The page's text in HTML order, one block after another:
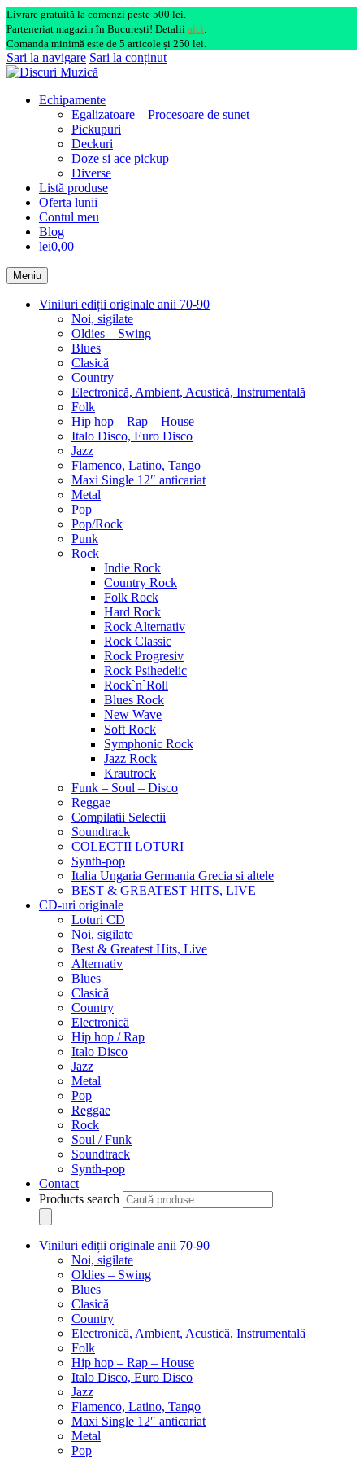
Livrare gratuită la comenzi peste 500 lei.
Parteneriat magazin în București! Detalii aici.
Comanda minimă este de 5 articole și 250 lei.
Sari la navigare Sari la conținut
Echipamente
Egalizatoare – Procesoare de sunet
Pickupuri
Deckuri
Doze si ace pickup
Diverse
Listă produse
Oferta lunii
Contul meu
Blog
lei0,00
Meniu
Viniluri ediții originale anii 70-90
Noi, sigilate
Oldies – Swing
Blues
Clasică
Country
Electronică, Ambient, Acustică, Instrumentală
Folk
Hip hop – Rap – House
Italo Disco, Euro Disco
Jazz
Flamenco, Latino, Tango
Maxi Single 12″ anticariat
Metal
Pop
Pop/Rock
Punk
Rock
Indie Rock
Country Rock
Folk Rock
Hard Rock
Rock Alternativ
Rock Classic
Rock Progresiv
Rock Psihedelic
Rock`n`Roll
Blues Rock
New Wave
Soft Rock
Symphonic Rock
Jazz Rock
Krautrock
Funk – Soul – Disco
Reggae
Compilatii Selectii
Soundtrack
COLECTII LOTURI
Synth-pop
Italia Ungaria Germania Grecia si altele
BEST & GREATEST HITS, LIVE
CD-uri originale
Loturi CD
Noi, sigilate
Best & Greatest Hits, Live
Alternativ
Blues
Clasică
Country
Electronică
Hip hop / Rap
Italo Disco
Jazz
Metal
Pop
Reggae
Rock
Soul / Funk
Soundtrack
Synth-pop
Contact
Products search
Viniluri ediții originale anii 70-90
Noi, sigilate
Oldies – Swing
Blues
Clasică
Country
Electronică, Ambient, Acustică, Instrumentală
Folk
Hip hop – Rap – House
Italo Disco, Euro Disco
Jazz
Flamenco, Latino, Tango
Maxi Single 12″ anticariat
Metal
Pop